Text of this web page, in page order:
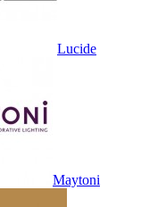
Lucide
Maytoni